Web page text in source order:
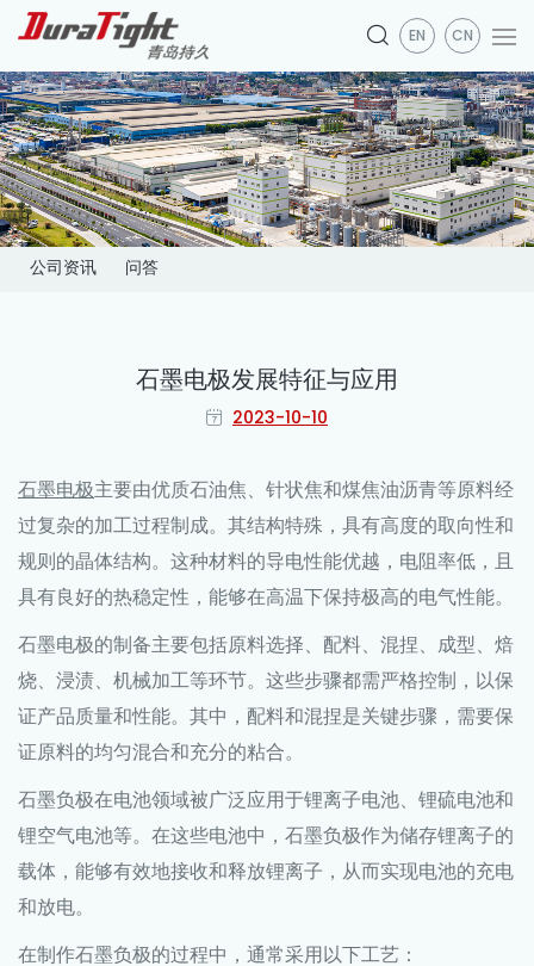
EN CN
公司资讯 问答
石墨电极发展特征与应用
2023-10-10
石墨电极主要由优质石油焦、针状焦和煤焦油沥青等原料经
过复杂的加工过程制成。其结构特殊，具有高度的取向性和
规则的晶体结构。这种材料的导电性能优越，电阻率低，且
具有良好的热稳定性，能够在高温下保持极高的电气性能。
石墨电极的制备主要包括原料选择、配料、混捏、成型、焙
烧、浸渍、机械加工等环节。这些步骤都需严格控制，以保
证产品质量和性能。其中，配料和混捏是关键步骤，需要保
证原料的均匀混合和充分的粘合。
石墨负极在电池领域被广泛应用于锂离子电池、锂硫电池和
锂空气电池等。在这些电池中，石墨负极作为储存锂离子的
载体，能够有效地接收和释放锂离子，从而实现电池的充电
和放电。
在制作石墨负极的过程中，通常采用以下工艺：